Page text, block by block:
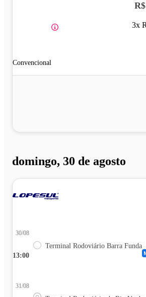
Convencional
3x
domingo, 30 de agosto
13:00
30/08
Terminal Rodoviário Barra Funda
31/08